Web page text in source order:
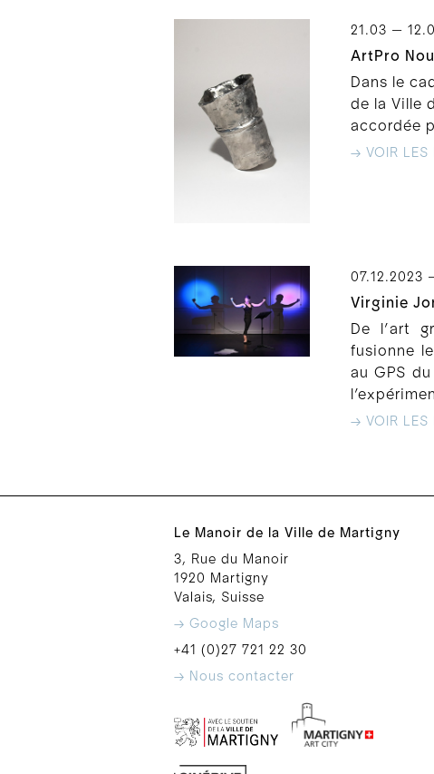
21.03 —
ArtPro
Dans le
de la Ville
accordée
→ VOIR LES
07.12.2023
Virginie
De l’art
fusionne
au GPS
→ VOIR LES
Le Manoir de la Ville de Martigny
3, Rue du Manoir
1920 Martigny
Valais, Suisse
→ Google Maps
+41 (0)27 721 22 30
→ Nous contacter